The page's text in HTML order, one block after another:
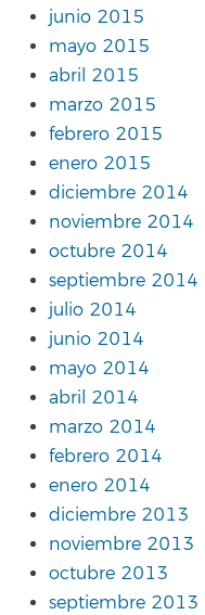
junio 2015
mayo 2015
abril 2015
marzo 2015
febrero 2015
enero 2015
diciembre 2014
noviembre 2014
octubre 2014
septiembre 2014
julio 2014
junio 2014
mayo 2014
abril 2014
marzo 2014
febrero 2014
enero 2014
diciembre 2013
noviembre 2013
octubre 2013
septiembre 2013